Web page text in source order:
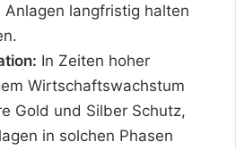
langfristig halten
In Zeiten hoher
Wirtschaftswachstum
Gold und Silber Schutz,
in solchen Phasen